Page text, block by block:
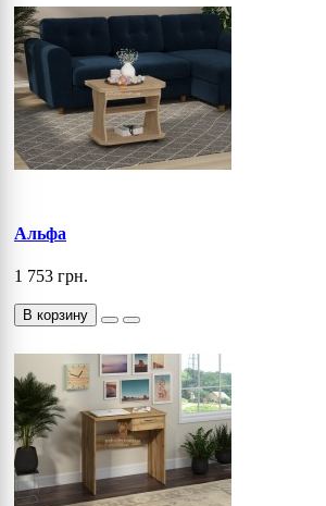
Альфа
1 753 грн.
В корзину